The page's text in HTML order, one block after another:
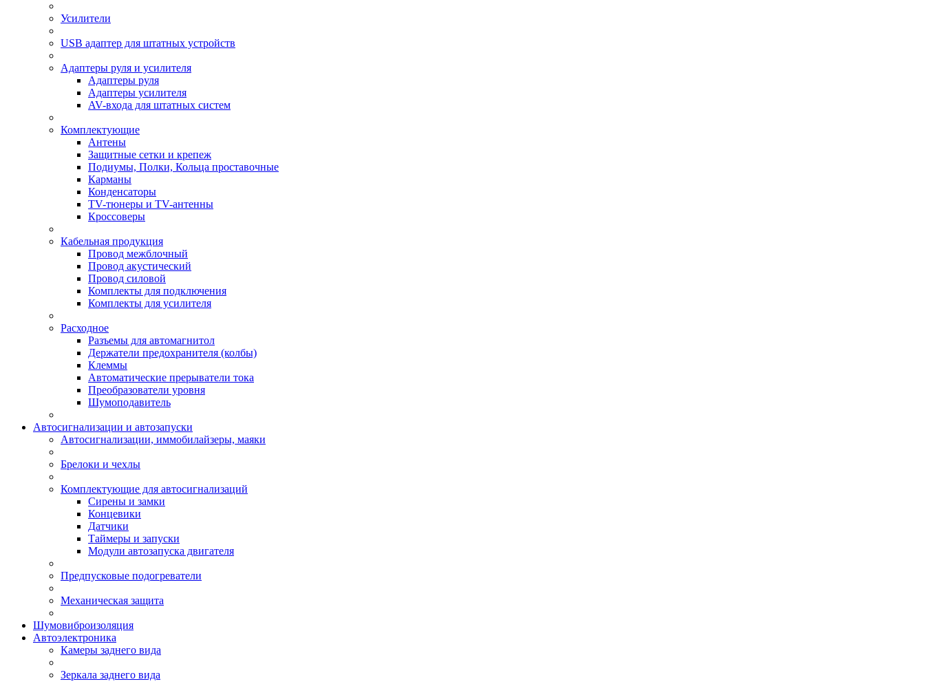
Усилители
USB адаптер для штатных устройств
Адаптеры руля и усилителя
Адаптеры руля
Адаптеры усилителя
AV-входа для штатных систем
Комплектующие
Антены
Защитные сетки и крепеж
Подиумы, Полки, Кольца проставочные
Карманы
Конденсаторы
TV-тюнеры и TV-антенны
Кроссоверы
Кабельная продукция
Провод межблочный
Провод акустический
Провод силовой
Комплекты для подключения
Комплекты для усилителя
Расходное
Разъемы для автомагнитол
Держатели предохранителя (колбы)
Клеммы
Автоматические прерыватели тока
Преобразователи уровня
Шумоподавитель
Автосигнализации и автозапуски
Автосигнализации, иммобилайзеры, маяки
Брелоки и чехлы
Комплектующие для автосигнализаций
Сирены и замки
Концевики
Датчики
Таймеры и запуски
Модули автозапуска двигателя
Предпусковые подогреватели
Механическая защита
Шумовиброизоляция
Автоэлектроника
Камеры заднего вида
Зеркала заднего вида